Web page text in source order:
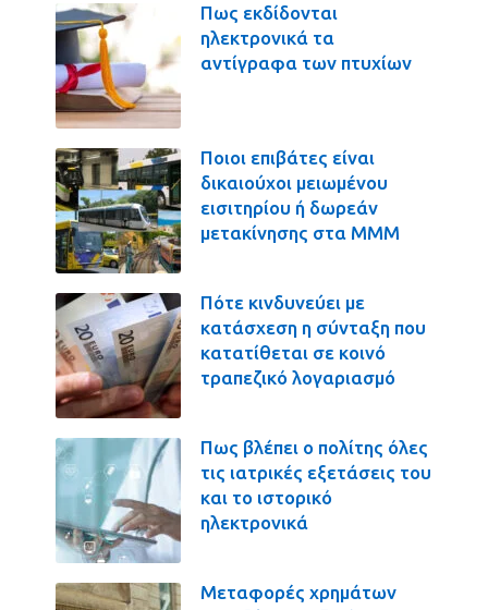
Πως εκδίδονται
ηλεκτρονικά τα
αντίγραφα των πτυχίων
Ποιοι επιβάτες είναι
δικαιούχοι μειωμένου
εισιτηρίου ή δωρεάν
μετακίνησης στα ΜΜΜ
Πότε κινδυνεύει με
κατάσχεση η σύνταξη που
κατατίθεται σε κοινό
τραπεζικό λογαριασμό
Πως βλέπει ο πολίτης όλες
τις ιατρικές εξετάσεις του
και το ιστορικό
ηλεκτρονικά
Μεταφορές χρημάτων